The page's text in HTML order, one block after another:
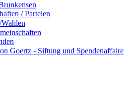
/ Parteien
Goertz - Siftung und Spendenaffaire